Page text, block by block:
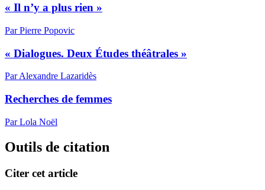
« Il n’y a plus rien »
Par Pierre Popovic
« Dialogues. Deux Études théâtrales »
Par Alexandre Lazaridès
Recherches de femmes
Par Lola Noël
Outils de citation
Citer cet article